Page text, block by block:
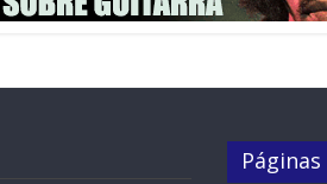
Páginas